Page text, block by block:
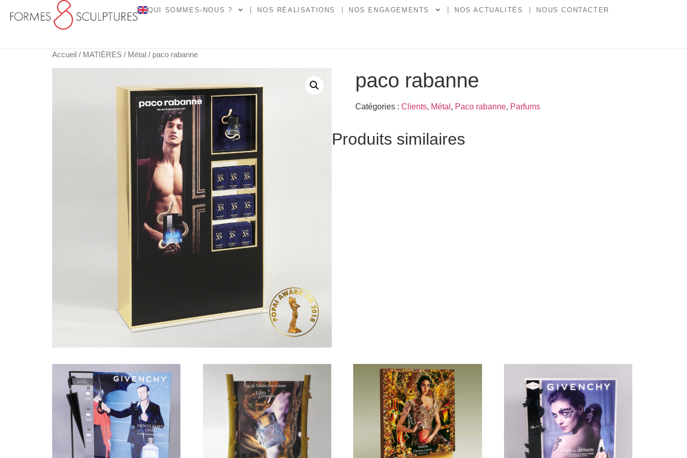
QUI SOMMES-NOUS ? NOS RÉALISATIONS NOS ENGAGEMENTS NOS ACTUALITÉS NOUS CONTACTER
Accueil / MATIÈRES / Métal / paco rabanne
paco rabanne
Catégories : Clients, Métal , Paco rabanne, Parfums
Produits similaires